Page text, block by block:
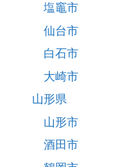
塩竈市
仙台市
白石市
大崎市
山形県
山形市
酒田市